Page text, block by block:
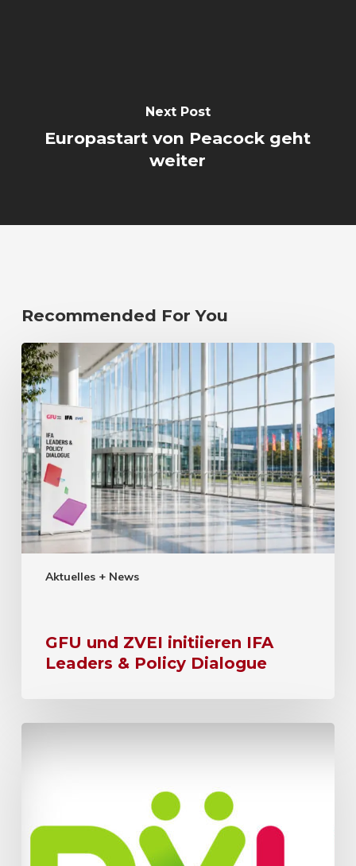
Next Post
Europastart von Peacock geht
weiter
Recommended For You
Aktuelles + News
GFU und ZVEI initiieren IFA
Leaders & Policy Dialogue